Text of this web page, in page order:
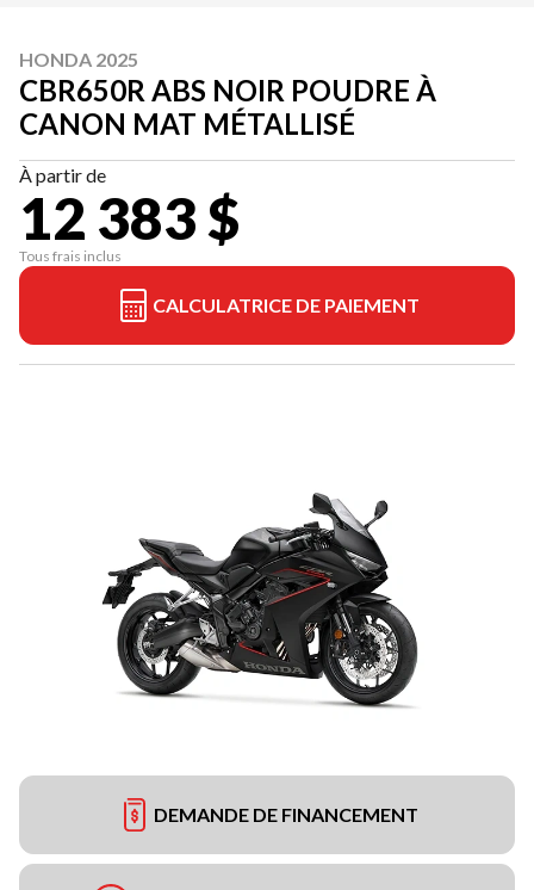
HONDA 2025
CBR650R ABS NOIR POUDRE À
CANON MAT MÉTALLISÉ
À partir de
12 383 $
Tous frais inclus
CALCULATRICE DE PAIEMENT
DEMANDE DE FINANCEMENT